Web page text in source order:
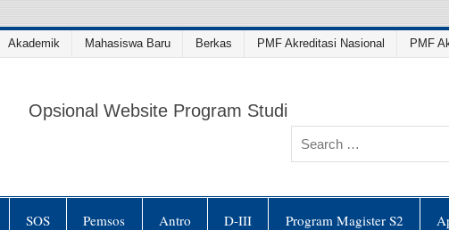
Akademik Mahasiswa Baru Berkas PMF Akreditasi Nasional PMF
Opsional Website Program Studi
SOS Pemsos Antro D-III Program Magister S2